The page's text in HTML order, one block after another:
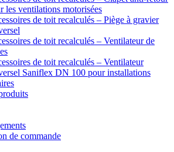
les ventilations motorisées
de toit recalculés – Piège à gravier
de toit recalculés – Ventilateur de
de toit recalculés – Ventilateur
Saniflex DN 100 pour installations
de commande